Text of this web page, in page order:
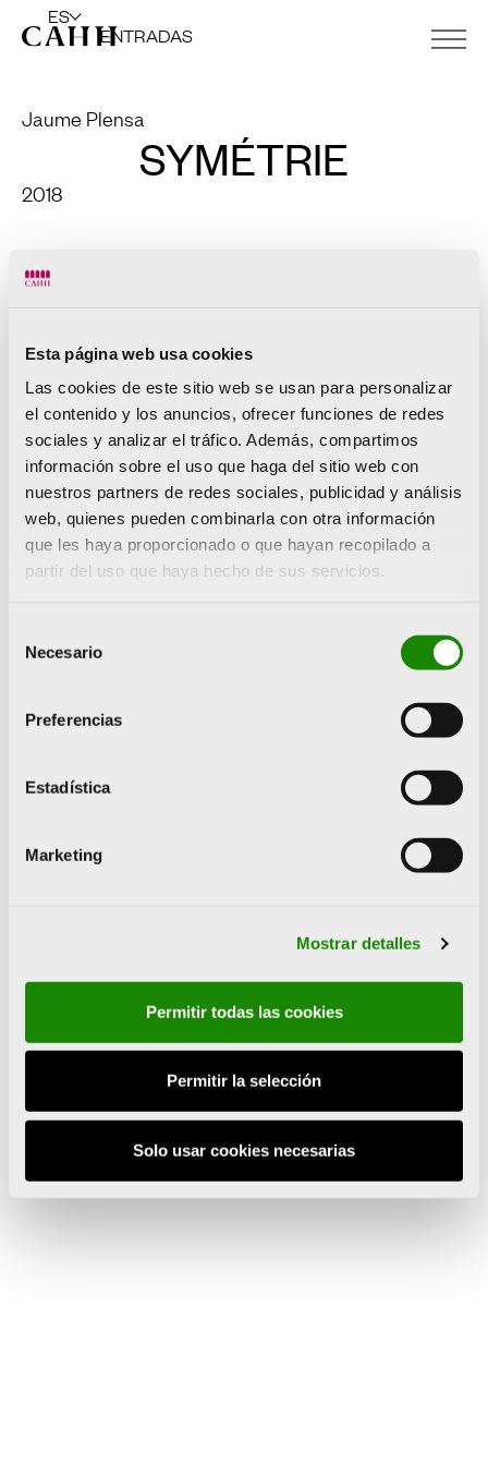
Esta página web usa cookies
Las cookies de este sitio web se usan para personalizar
el contenido y los anuncios, ofrecer funciones de redes
sociales y analizar el tráfico. Además, compartimos
información sobre el uso que haga del sitio web con
nuestros partners de redes sociales, publicidad y análisis
web, quienes pueden combinarla con otra información
que les haya proporcionado o que hayan recopilado a
partir del uso que haya hecho de sus servicios.
Necesario
Preferencias
Estadística
Marketing
Mostrar detalles
Permitir todas las cookies
Permitir la selección
Solo usar cookies necesarias
ES
ENTRADAS
Jaume Plensa
SYMÉTRIE
2018
Sobre el artista